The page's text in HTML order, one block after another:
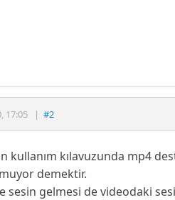
, 17:05 | #2
kullanım kılavuzunda mp4
demektir.
sesin gelmesi de videodaki